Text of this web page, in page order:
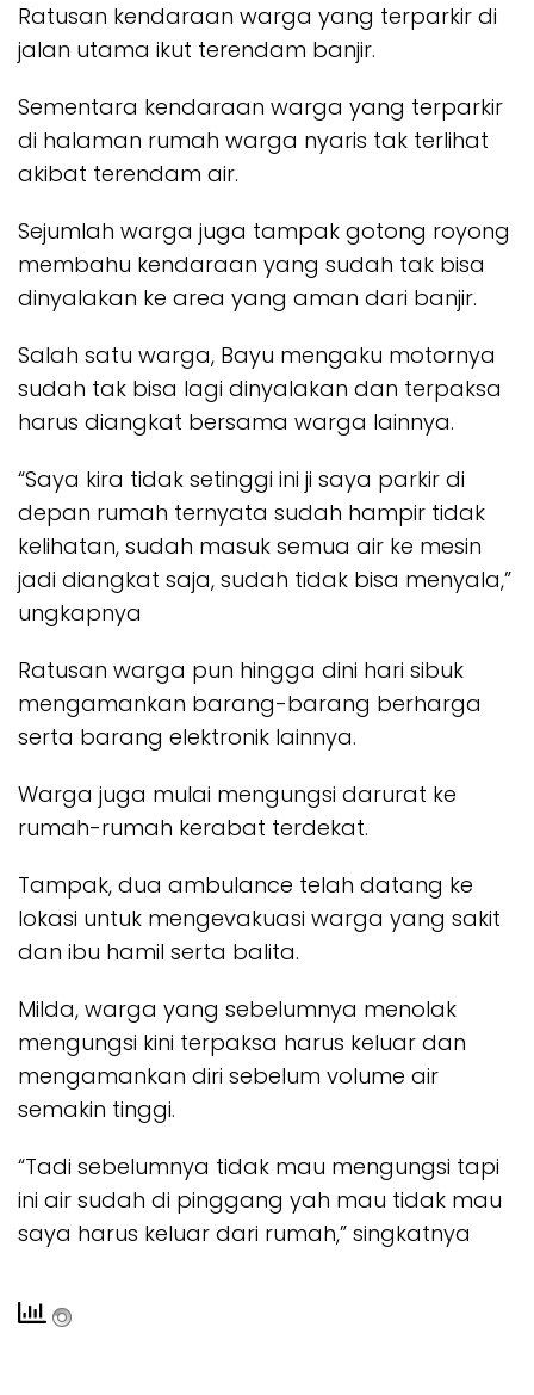
Ratusan kendaraan warga yang terparkir di
jalan utama ikut terendam banjir.
Sementara kendaraan warga yang terparkir
di halaman rumah warga nyaris tak terlihat
akibat terendam air.
Sejumlah warga juga tampak gotong royong
membahu kendaraan yang sudah tak bisa
dinyalakan ke area yang aman dari banjir.
Salah satu warga, Bayu mengaku motornya
sudah tak bisa lagi dinyalakan dan terpaksa
harus diangkat bersama warga lainnya.
“Saya kira tidak setinggi ini ji saya parkir di
depan rumah ternyata sudah hampir tidak
kelihatan, sudah masuk semua air ke mesin
jadi diangkat saja, sudah tidak bisa menyala,”
ungkapnya
Ratusan warga pun hingga dini hari sibuk
mengamankan barang-barang berharga
serta barang elektronik lainnya.
Warga juga mulai mengungsi darurat ke
rumah-rumah kerabat terdekat.
Tampak, dua ambulance telah datang ke
lokasi untuk mengevakuasi warga yang sakit
dan ibu hamil serta balita.
Milda, warga yang sebelumnya menolak
mengungsi kini terpaksa harus keluar dan
mengamankan diri sebelum volume air
semakin tinggi.
“Tadi sebelumnya tidak mau mengungsi tapi
ini air sudah di pinggang yah mau tidak mau
saya harus keluar dari rumah,” singkatnya